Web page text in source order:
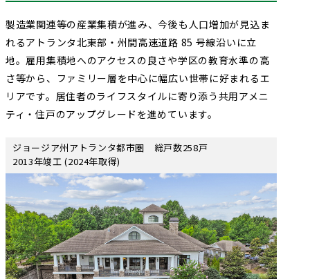
製造業関連等の産業集積が進み、今後も人口増加が見込ま
れるアトランタ北東部・州間高速道路 85 号線沿いに立
地。雇用集積地へのアクセスの良さや学区の教育水準の高
さ等から、ファミリー層を中心に幅広い世帯に好まれるエ
リアです。居住者のライフスタイルに寄り添う共用アメニ
ティ・住戸のアップグレードを進めています。
ジョージア州アトランタ都市圏 総戸数258戸
2013年竣工 (2024年取得)